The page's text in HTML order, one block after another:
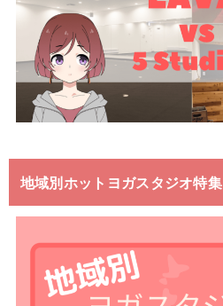
地域別ホットヨガスタジオ特集